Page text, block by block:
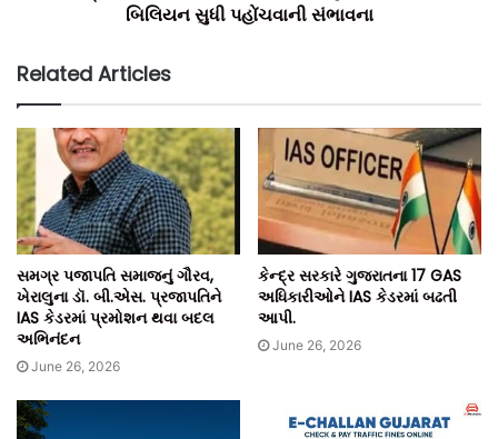
બિલિયન સુધી પહોંચવાની સંભાવના
Related Articles
સમગ્ર પજાપતિ સમાજનું ગૌરવ,
ખેરાલુના ડૉ. બી.એસ. પ્રજાપતિને
IAS કેડરમાં પ્રમોશન થવા બદલ
અભિનંદન
June 26, 2026
કેન્દ્ર સરકારે ગુજરાતના 17 GAS
અધિકારીઓને IAS કેડરમાં બઢતી
આપી.
June 26, 2026